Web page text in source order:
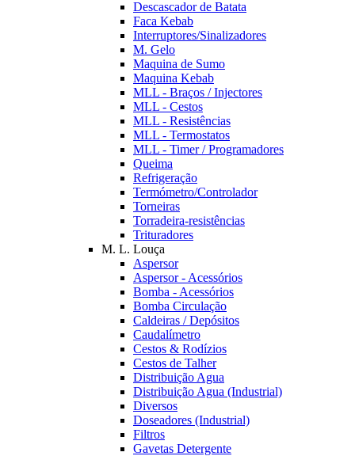
Descascador de Batata
Faca Kebab
Interruptores/Sinalizadores
M. Gelo
Maquina de Sumo
Maquina Kebab
MLL - Braços / Injectores
MLL - Cestos
MLL - Resistências
MLL - Termostatos
MLL - Timer / Programadores
Queima
Refrigeração
Termómetro/Controlador
Torneiras
Torradeira-resistências
Trituradores
M. L. Louça
Aspersor
Aspersor - Acessórios
Bomba - Acessórios
Bomba Circulação
Caldeiras / Depósitos
Caudalímetro
Cestos & Rodízios
Cestos de Talher
Distribuição Agua
Distribuição Agua (Industrial)
Diversos
Doseadores (Industrial)
Filtros
Gavetas Detergente